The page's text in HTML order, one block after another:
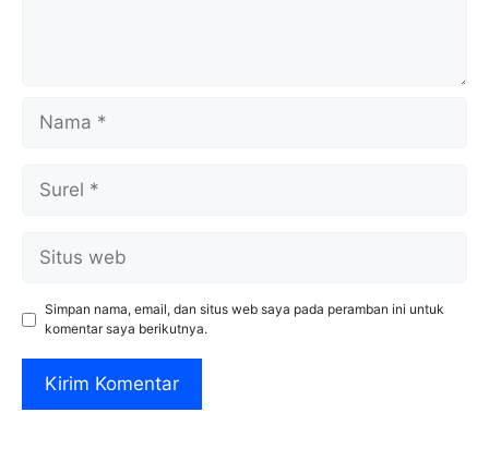
Nama
Surel
Situs
web
Simpan nama, email, dan situs web saya pada peramban ini untuk
komentar saya berikutnya.